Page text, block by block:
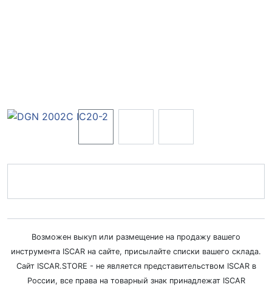
Возможен выкуп или размещение на продажу вашего
инструмента ISCAR на сайте, присылайте списки вашего склада.
Сайт ISCAR.STORE - не является представительством ISCAR в
России, все права на товарный знак принадлежат ISCAR